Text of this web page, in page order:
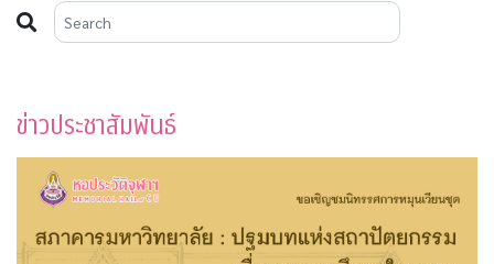
ข่าวประชาสัมพันธ์